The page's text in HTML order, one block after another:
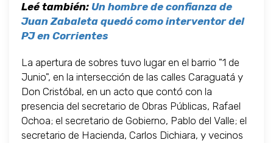
Leé también: Un hombre de confianza de
Juan Zabaleta quedó como interventor del
PJ en Corrientes
La apertura de sobres tuvo lugar en el barrio "1 de
Junio", en la intersección de las calles Caraguatá y
Don Cristóbal, en un acto que contó con la
presencia del secretario de Obras Públicas, Rafael
Ochoa; el secretario de Gobierno, Pablo del Valle; el
secretario de Hacienda, Carlos Dichiara, y vecinos